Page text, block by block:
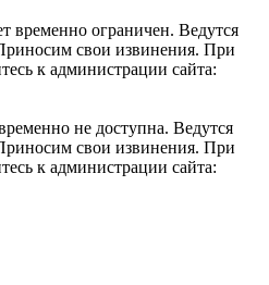
временно ограничен. Ведутся
свои извинения. При
к администрации сайта:
не доступна. Ведутся
свои извинения. При
к администрации сайта: